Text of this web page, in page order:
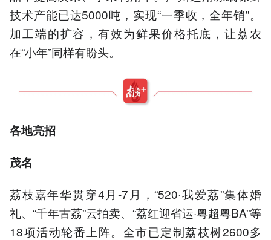
技术产能已达5000吨，实现“一季收，全年销”。
加工端的扩容，有效为鲜果价格托底，让荔农
在“小年”同样有盼头。
各地亮招
茂名
荔枝嘉年华贯穿4月-7月，“520·我爱荔”集体婚
礼、“千年古荔”云拍卖、“荔红迎省运·粤超粤BA”等
18项活动轮番上阵。全市已定制荔枝树2600多